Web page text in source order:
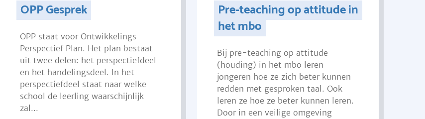
OPP Gesprek
OPP staat voor Ontwikkelings
Perspectief Plan. Het plan bestaat
uit twee delen: het perspectiefdeel
en het handelingsdeel. In het
perspectiefdeel staat naar welke
school de leerling waarschijnlijk
zal...
Pre-teaching op attitude in
het mbo
Bij pre-teaching op attitude
(houding) in het mbo leren
jongeren hoe ze zich beter kunnen
redden met gesproken taal. Ook
leren ze hoe ze beter kunnen leren.
Door in een veilige omgeving